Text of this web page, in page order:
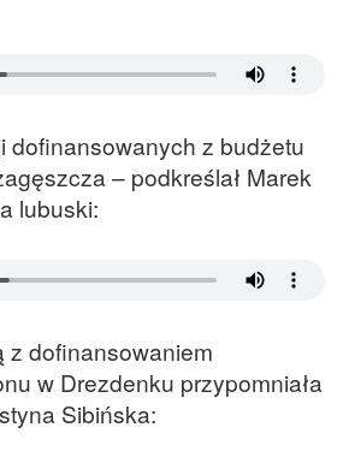
dofinansowanych z budżetu
– podkreślał Marek
lubuski:
z dofinansowaniem
w Drezdenku przypomniała
Sibińska: